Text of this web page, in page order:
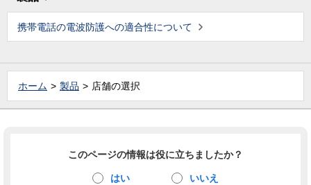
携帯電話の電波防護への適合性について
ホーム 製品 店舗の選択
このページの情報は役に立ちましたか？
はい いいえ